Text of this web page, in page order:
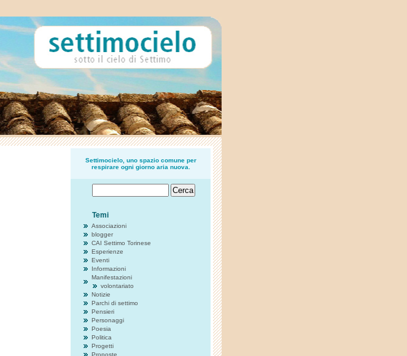
Settimocielo, uno spazio comune per
respirare ogni giorno aria nuova.
Temi
Associazioni
blogger
CAI Settimo Torinese
Esperienze
Eventi
Informazioni
Manifestazioni
volontariato
Notizie
Parchi di settimo
Pensieri
Personaggi
Poesia
Politica
Progetti
Proposte